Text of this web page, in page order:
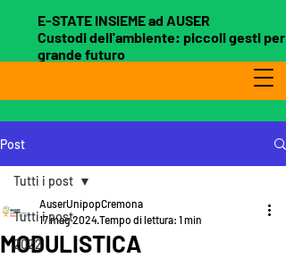
E-STATE INSIEME ad AUSER
Custodi dell'ambiente: piccoli gesti per
grande futuro
Post
Tutti i post
2022
Tutti i post
MODULISTICA
AuserUnipopCremona
17 mag 2024Tempo di lettura: 1 min